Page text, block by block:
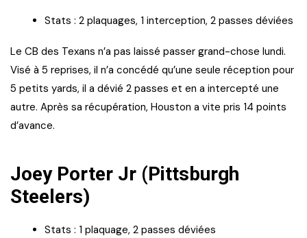
Stats : 2 plaquages, 1 interception, 2 passes déviées
Le CB des Texans n’a pas laissé passer grand-chose lundi.
Visé à 5 reprises, il n’a concédé qu’une seule réception pour
5 petits yards, il a dévié 2 passes et en a intercepté une
autre. Après sa récupération, Houston a vite pris 14 points
d’avance.
Joey Porter Jr (Pittsburgh
Steelers)
Stats : 1 plaquage, 2 passes déviées